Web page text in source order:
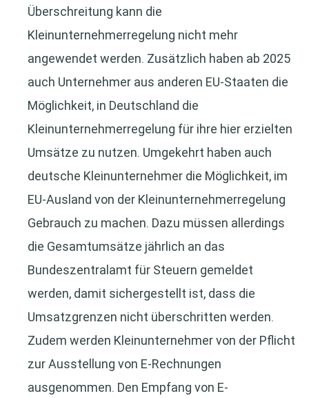
Überschreitung kann die
Kleinunternehmerregelung nicht mehr
angewendet werden. Zusätzlich haben ab 2025
auch Unternehmer aus anderen EU-Staaten die
Möglichkeit, in Deutschland die
Kleinunternehmerregelung für ihre hier erzielten
Umsätze zu nutzen. Umgekehrt haben auch
deutsche Kleinunternehmer die Möglichkeit, im
EU-Ausland von der Kleinunternehmerregelung
Gebrauch zu machen. Dazu müssen allerdings
die Gesamtumsätze jährlich an das
Bundeszentralamt für Steuern gemeldet
werden, damit sichergestellt ist, dass die
Umsatzgrenzen nicht überschritten werden.
Zudem werden Kleinunternehmer von der Pflicht
zur Ausstellung von E-Rechnungen
ausgenommen. Den Empfang von E-